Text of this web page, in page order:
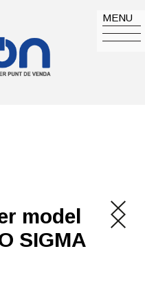
MENU
model
SIGMA